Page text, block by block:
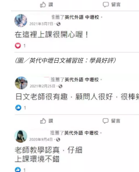
（圖／英代中壢日文補習班：學員好評）